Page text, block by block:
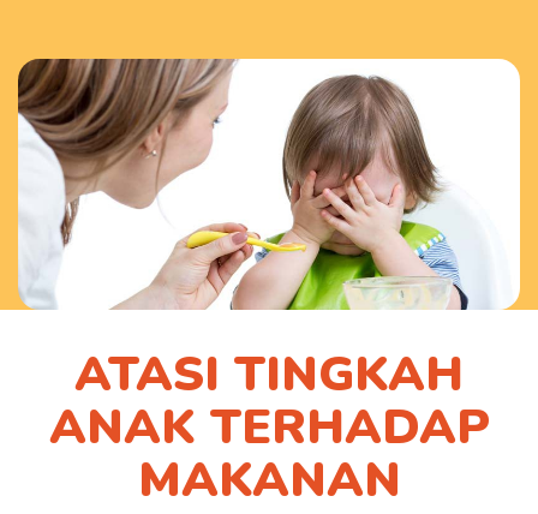
ATASI TINGKAH
ANAK TERHADAP
MAKANAN